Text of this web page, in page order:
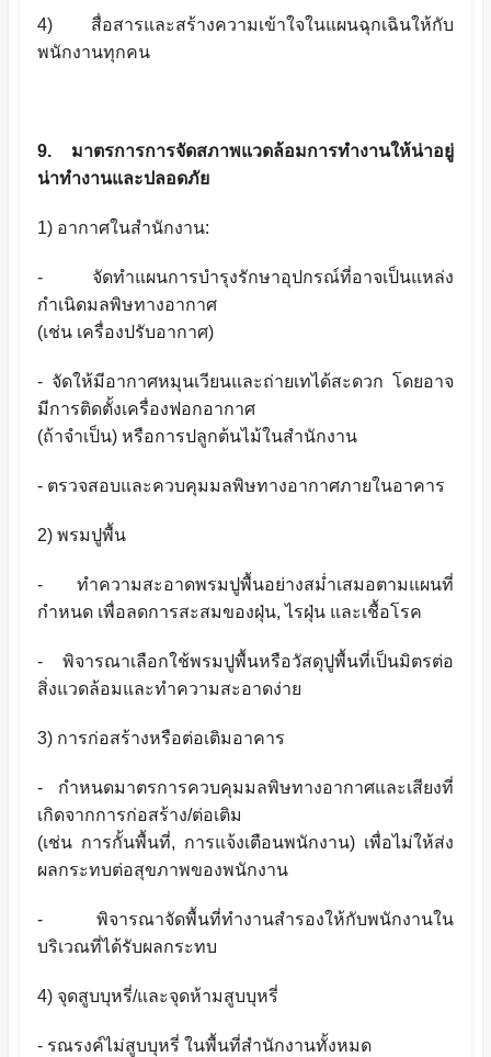
4) สื่อสารและสร้างความเข้าใจในแผนฉุกเฉินให้กับ
พนักงานทุกคน
9. มาตรการการจัดสภาพแวดล้อมการทำงานให้น่าอยู่
น่าทำงานและปลอดภัย
1) อากาศในสำนักงาน:
- จัดทำแผนการบำรุงรักษาอุปกรณ์ที่อาจเป็นแหล่ง
กำเนิดมลพิษทางอากาศ
(เช่น เครื่องปรับอากาศ)
- จัดให้มีอากาศหมุนเวียนและถ่ายเทได้สะดวก โดยอาจ
มีการติดตั้งเครื่องฟอกอากาศ
(ถ้าจำเป็น) หรือการปลูกต้นไม้ในสำนักงาน
- ตรวจสอบและควบคุมมลพิษทางอากาศภายในอาคาร
2) พรมปูพื้น
- ทำความสะอาดพรมปูพื้นอย่างสม่ำเสมอตามแผนที่
กำหนด เพื่อลดการสะสมของฝุ่น,ไรฝุ่น และเชื้อโรค
- พิจารณาเลือกใช้พรมปูพื้นหรือวัสดุปูพื้นที่เป็นมิตรต่อ
สิ่งแวดล้อมและทำความสะอาดง่าย
3) การก่อสร้างหรือต่อเติมอาคาร
- กำหนดมาตรการควบคุมมลพิษทางอากาศและเสียงที่
เกิดจากการก่อสร้าง/ต่อเติม
(เช่น การกั้นพื้นที่, การแจ้งเตือนพนักงาน) เพื่อไม่ให้ส่ง
ผลกระทบต่อสุขภาพของพนักงาน
- พิจารณาจัดพื้นที่ทำงานสำรองให้กับพนักงานใน
บริเวณที่ได้รับผลกระทบ
4) จุดสูบบุหรี่/และจุดห้ามสูบบุหรี่
- รณรงค์ไม่สูบบุหรี่ ในพื้นที่สำนักงานทั้งหมด